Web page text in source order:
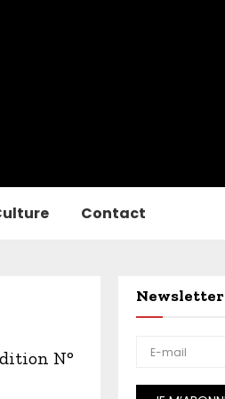
Contact
N°
Newsletter